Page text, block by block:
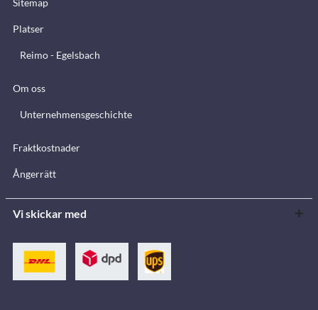
Platser
Reimo - Egelsbach
Om oss
Unternehmensgeschichte
Fraktkostnader
Ångerrätt
Vi skickar med